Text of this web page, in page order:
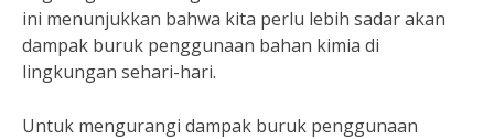
ini menunjukkan bahwa kita perlu lebih sadar akan
dampak buruk penggunaan bahan kimia di
lingkungan sehari-hari.
Untuk mengurangi dampak buruk penggunaan